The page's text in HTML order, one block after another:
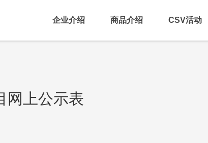
企业介绍 商品介绍 CSV活动
网上公示表